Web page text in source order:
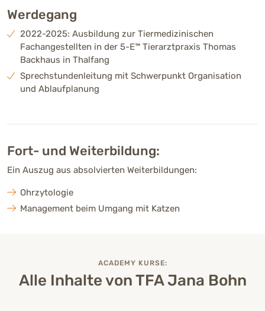
Werdegang
2022-2025: Ausbildung zur Tiermedizinischen
Fachangestellten in der 5-E™ Tierarztpraxis Thomas
Backhaus in Thalfang
Sprechstundenleitung mit Schwerpunkt Organisation
und Ablaufplanung
Fort- und Weiterbildung:
Ein Auszug aus absolvierten Weiterbildungen:
Ohrzytologie
Management beim Umgang mit Katzen
ACADEMY KURSE:
Alle Inhalte von TFA Jana Bohn